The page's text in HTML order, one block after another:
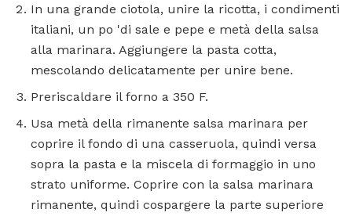
In una grande ciotola, unire la ricotta, i condimenti
italiani, un po 'di sale e pepe e metà della salsa
alla marinara. Aggiungere la pasta cotta,
mescolando delicatamente per unire bene.
Preriscaldare il forno a 350 F.
Usa metà della rimanente salsa marinara per
coprire il fondo di una casseruola, quindi versa
sopra la pasta e la miscela di formaggio in uno
strato uniforme. Coprire con la salsa marinara
rimanente, quindi cospargere la parte superiore